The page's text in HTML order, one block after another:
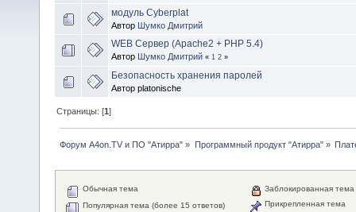
модуль Cyberplat
Автор Шумко Дмитрий
WEB Сервер (Apache2 + PHP 5.4)
Автор Шумко Дмитрий « 1 2 »
Безопасность хранения паролей
Автор platonische
Страницы: [1]
Форум A4on.TV и ПО "Атирра" » Программный продукт "Атирра"»
Обычная тема
Популярная тема (более 15 ответов)
Заблокированная тема
Прикрепленная тема